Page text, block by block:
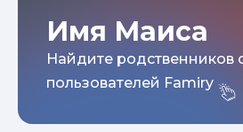
Имя Маиса
Найдите родственников
пользователей Famiry